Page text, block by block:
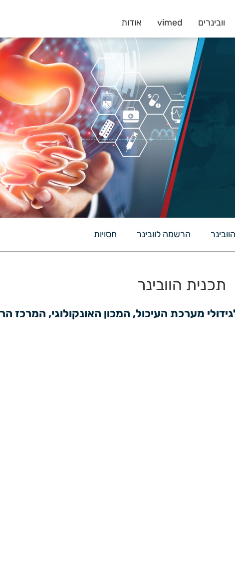
וובינרים vimed אודות
הרשמה לוובינר חסויות
תכנית הוובינר
מערכת העיכול, המכון האונקולוגי, המרכז